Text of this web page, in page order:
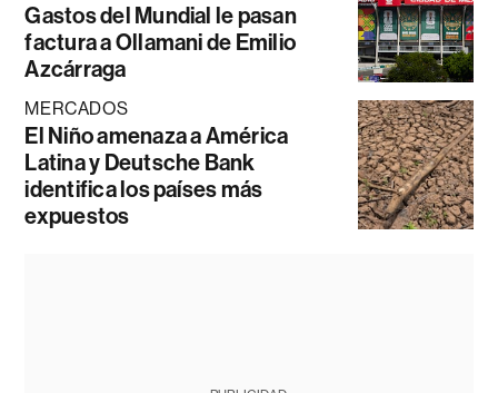
Gastos del Mundial le pasan
factura a Ollamani de Emilio
Azcárraga
MERCADOS
El Niño amenaza a América
Latina y Deutsche Bank
identifica los países más
expuestos